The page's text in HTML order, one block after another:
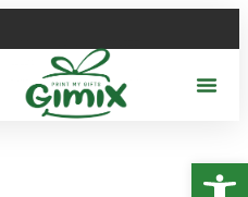
פתח סרגל נגישות